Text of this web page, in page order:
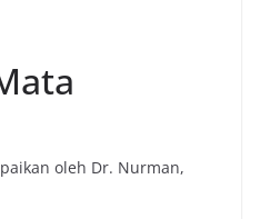
oleh Dr. Nurman,